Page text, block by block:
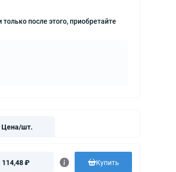
после этого, приобретайте
Цена/шт.
114,48 ₽ Купить